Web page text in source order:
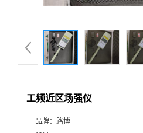
品
厅
工频近区场强仪
品牌： 路博